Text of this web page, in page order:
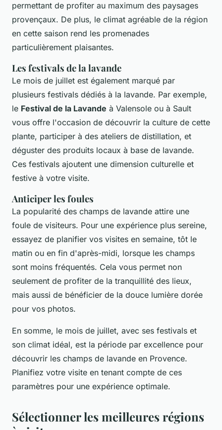
permettant de profiter au maximum des paysages
provençaux. De plus, le climat agréable de la région
en cette saison rend les promenades
particulièrement plaisantes.
Les festivals de la lavande
Le mois de juillet est également marqué par
plusieurs festivals dédiés à la lavande. Par exemple,
le Festival de la Lavande à Valensole ou à Sault
vous offre l'occasion de découvrir la culture de cette
plante, participer à des ateliers de distillation, et
déguster des produits locaux à base de lavande.
Ces festivals ajoutent une dimension culturelle et
festive à votre visite.
Anticiper les foules
La popularité des champs de lavande attire une
foule de visiteurs. Pour une expérience plus sereine,
essayez de planifier vos visites en semaine, tôt le
matin ou en fin d'après-midi, lorsque les champs
sont moins fréquentés. Cela vous permet non
seulement de profiter de la tranquillité des lieux,
mais aussi de bénéficier de la douce lumière dorée
pour vos photos.
En somme, le mois de juillet, avec ses festivals et
son climat idéal, est la période par excellence pour
découvrir les champs de lavande en Provence.
Planifiez votre visite en tenant compte de ces
paramètres pour une expérience optimale.
Sélectionner les meilleures régions